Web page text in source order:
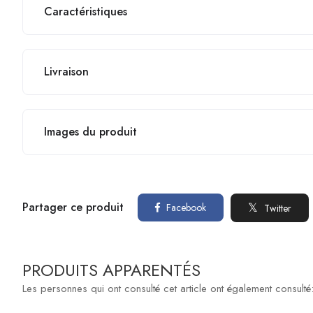
Caractéristiques
Livraison
Images du produit
Partager ce produit Facebook Twitter
PRODUITS APPARENTÉS
Les personnes qui ont consulté cet article ont également consulté: